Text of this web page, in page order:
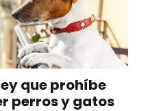
que prohíbe
perros y gatos